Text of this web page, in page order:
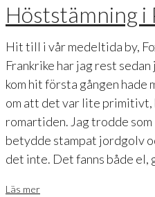
Höststämning i
Hit till i vår medeltida by,
Frankrike har jag rest
kom hit första gången hade
om att det var lite primitivt,
romartiden. Jag trodde
betydde stampat jordgolv
det inte. Det fanns både el,
Läs mer